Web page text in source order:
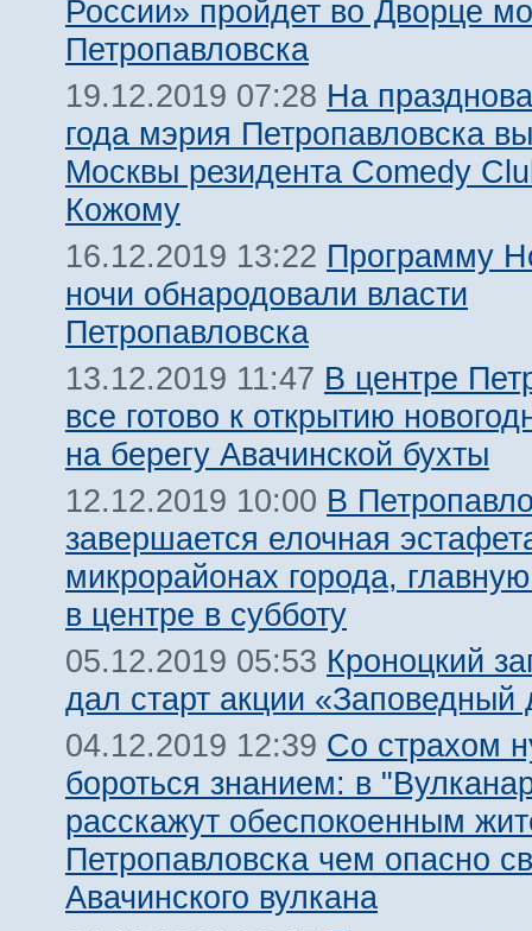
России» пройдет во Дворце
Петропавловска
19.12.2019 07:28 На
года мэрия Петропавловска
Москвы резидента Comedy
Кожому
16.12.2019 13:22 Программу
ночи обнародовали власти
Петропавловска
13.12.2019 11:47 В центре
все готово к открытию
на берегу Авачинской бухты
12.12.2019 10:00 В
завершается елочная
микрорайонах города,
в центре в субботу
05.12.2019 05:53 Кроноцкий
дал старт акции «Заповедный
04.12.2019 12:39 Со страхом
бороться знанием: в
расскажут обеспокоенным
Петропавловска чем опасно
Авачинского вулкана